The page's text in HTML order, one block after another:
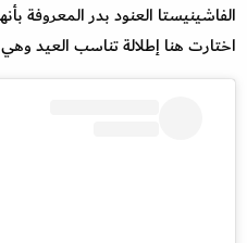
الفاشينيستا العنود بدر المعروفة
اختارت هنا إطلالة تناسب العيد وهي